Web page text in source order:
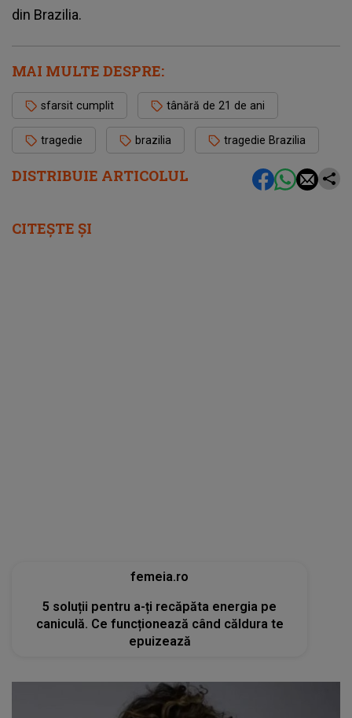
DISTRIBUIE ARTICOLUL
din Brazilia.
MAI MULTE DESPRE:
sfarsit cumplit tânără de 21 de ani
tragedie brazilia tragedie Brazilia
CITEȘTE ȘI